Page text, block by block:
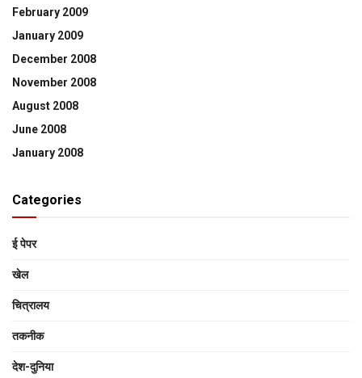
February 2009
January 2009
December 2008
November 2008
August 2008
June 2008
January 2008
Categories
ई पेपर
खेल
चित्रालय
तकनीक
देश-दुनिया